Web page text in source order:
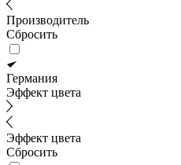
Производитель
Сбросить
Германия
Эффект цвета
Эффект цвета
Сбросить